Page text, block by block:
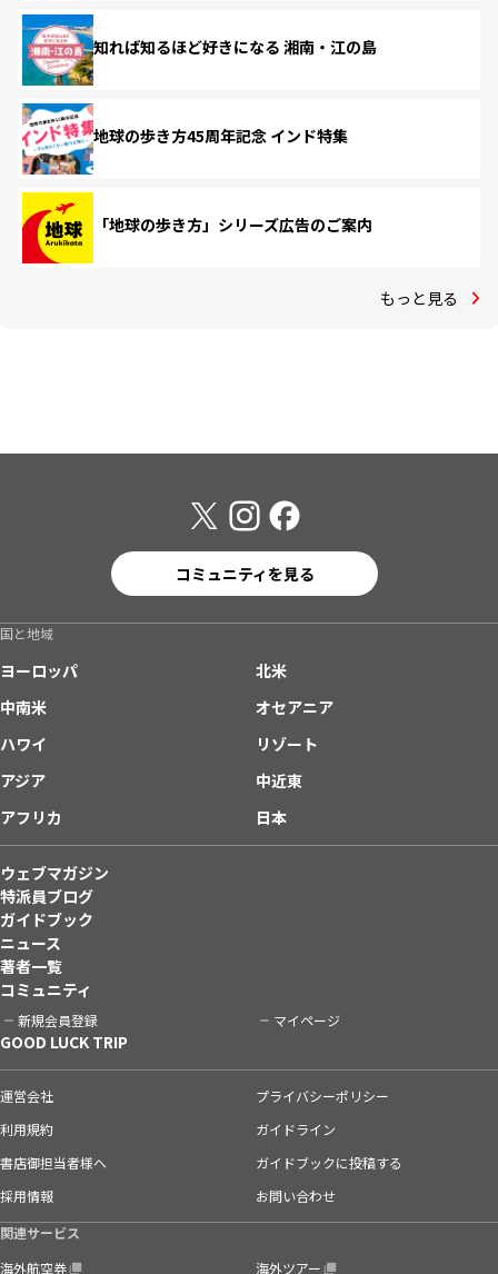
知れば知るほど好きになる 湘南・江の島
地球の歩き方45周年記念 インド特集
「地球の歩き方」シリーズ広告のご案内
もっと見る
コミュニティを見る
国と地域
ヨーロッパ
北米
中南米
オセアニア
ハワイ
リゾート
アジア
中近東
アフリカ
日本
ウェブマガジン
特派員ブログ
ガイドブック
ニュース
著者一覧
コミュニティ
新規会員登録 マイページ
GOOD LUCK TRIP
運営会社
プライバシーポリシー
利用規約
ガイドライン
書店御担当者様へ
ガイドブックに投稿する
採用情報
お問い合わせ
関連サービス
海外航空券
海外ツアー